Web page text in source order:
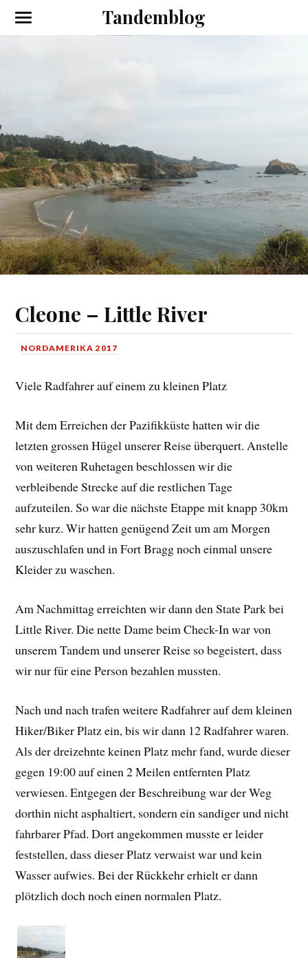
Tandemblog
Cleone – Little River
NORDAMERIKA 2017
Viele Radfahrer auf einem zu kleinen Platz
Mit dem Erreichen der Pazifikküste hatten wir die
letzten grossen Hügel unserer Reise überquert. Anstelle
von weiteren Ruhetagen beschlossen wir die
verbleibende Strecke auf die restlichen Tage
aufzuteilen. So war die nächste Etappe mit knapp 30km
sehr kurz. Wir hatten genügend Zeit um am Morgen
auszuschlafen und in Fort Bragg noch einmal unsere
Kleider zu waschen.
Am Nachmittag erreichten wir dann den State Park bei
Little River. Die nette Dame beim Check-In war von
unserem Tandem und unserer Reise so begeistert, dass
wir nur für eine Person bezahlen mussten.
Nach und nach trafen weitere Radfahrer auf dem kleinen
Hiker/Biker Platz ein, bis wir dann 12 Radfahrer waren.
Als der dreizehnte keinen Platz mehr fand, wurde dieser
gegen 19:00 auf einen 2 Meilen entfernten Platz
verwiesen. Entgegen der Beschreibung war der Weg
dorthin nicht asphaltiert, sondern ein sandiger und nicht
fahrbarer Pfad. Dort angekommen musste er leider
feststellen, dass dieser Platz verwaist war und kein
Wasser aufwies. Bei der Rückkehr erhielt er dann
plötzlich doch noch einen normalen Platz.